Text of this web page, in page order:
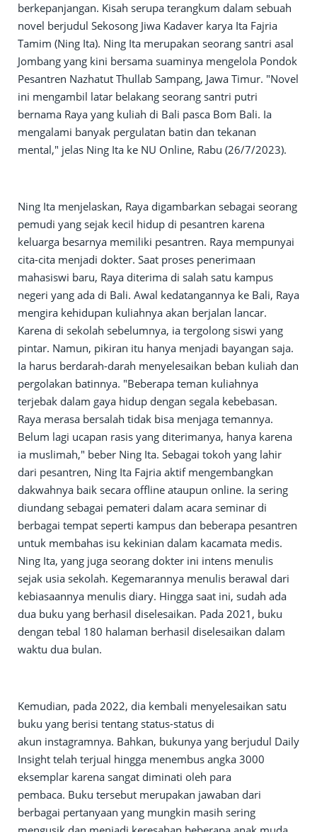
berkepanjangan. Kisah serupa terangkum dalam sebuah
novel berjudul Sekosong Jiwa Kadaver karya Ita Fajria
Tamim (Ning Ita). Ning Ita merupakan seorang santri asal
Jombang yang kini bersama suaminya mengelola Pondok
Pesantren Nazhatut Thullab Sampang, Jawa Timur. "Novel
ini mengambil latar belakang seorang santri putri
bernama Raya yang kuliah di Bali pasca Bom Bali. Ia
mengalami banyak pergulatan batin dan tekanan
mental," jelas Ning Ita ke NU Online, Rabu (26/7/2023).
Ning Ita menjelaskan, Raya digambarkan sebagai seorang
pemudi yang sejak kecil hidup di pesantren karena
keluarga besarnya memiliki pesantren. Raya mempunyai
cita-cita menjadi dokter. Saat proses penerimaan
mahasiswi baru, Raya diterima di salah satu kampus
negeri yang ada di Bali. Awal kedatangannya ke Bali, Raya
mengira kehidupan kuliahnya akan berjalan lancar.
Karena di sekolah sebelumnya, ia tergolong siswi yang
pintar. Namun, pikiran itu hanya menjadi bayangan saja.
Ia harus berdarah-darah menyelesaikan beban kuliah dan
pergolakan batinnya. "Beberapa teman kuliahnya
terjebak dalam gaya hidup dengan segala kebebasan.
Raya merasa bersalah tidak bisa menjaga temannya.
Belum lagi ucapan rasis yang diterimanya, hanya karena
ia muslimah," beber Ning Ita. Sebagai tokoh yang lahir
dari pesantren, Ning Ita Fajria aktif mengembangkan
dakwahnya baik secara offline ataupun online. Ia sering
diundang sebagai pemateri dalam acara seminar di
berbagai tempat seperti kampus dan beberapa pesantren
untuk membahas isu kekinian dalam kacamata medis.
Ning Ita, yang juga seorang dokter ini intens menulis
sejak usia sekolah. Kegemarannya menulis berawal dari
kebiasaannya menulis diary. Hingga saat ini, sudah ada
dua buku yang berhasil diselesaikan. Pada 2021, buku
dengan tebal 180 halaman berhasil diselesaikan dalam
waktu dua bulan.
Kemudian, pada 2022, dia kembali menyelesaikan satu
buku yang berisi tentang status-status di
akun instagramnya. Bahkan, bukunya yang berjudul Daily
Insight telah terjual hingga menembus angka 3000
eksemplar karena sangat diminati oleh para
pembaca. Buku tersebut merupakan jawaban dari
berbagai pertanyaan yang mungkin masih sering